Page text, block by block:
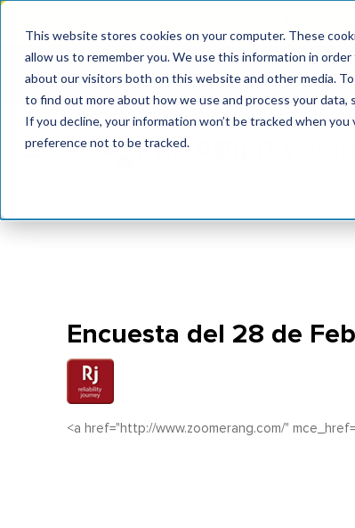
This website stores cookies on your computer. These
allow us to remember you. We use this information in
about our visitors both on this website and other media.
to find out more about how we use and process your data,
If you decline, your information won’t be tracked when
preference not to be tracked.
MaximoWorld
2026
International Maintenance
2025
Encuesta del 28 de
<a href="http://www.zoomerang.com/"